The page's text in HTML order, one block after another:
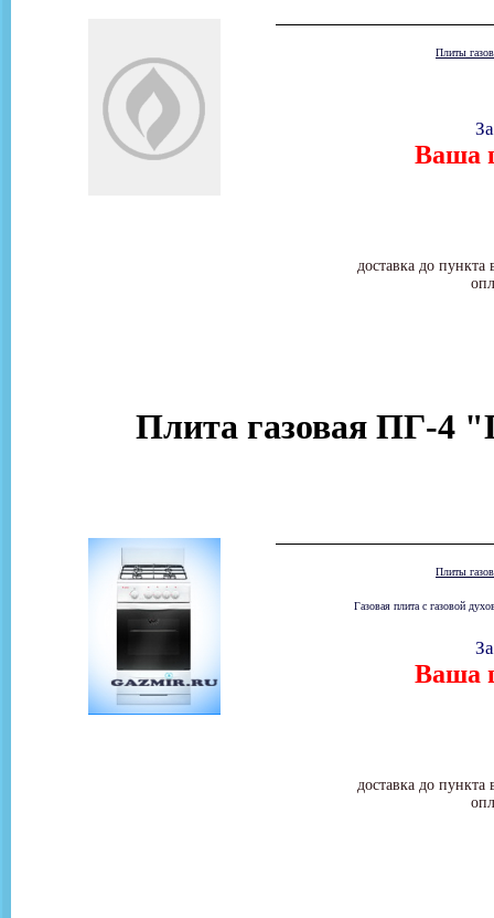
Плиты
Ваша
доставка до
Плита газовая ПГ-4
Плиты
Газовая плита с газовой
Ваша
доставка до